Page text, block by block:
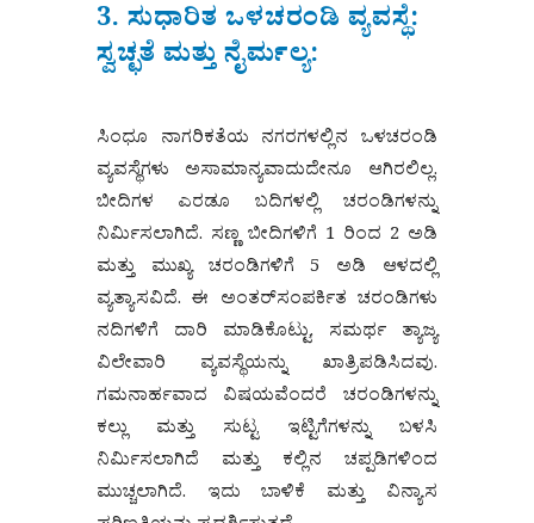
3. ಸುಧಾರಿತ ಒಳಚರಂಡಿ ವ್ಯವಸ್ಥೆ:
ಸ್ವಚ್ಛತೆ ಮತ್ತು ನೈರ್ಮಲ್ಯ:
ಸಿಂಧೂ ನಾಗರಿಕತೆಯ ನಗರಗಳಲ್ಲಿನ ಒಳಚರಂಡಿ
ವ್ಯವಸ್ಥೆಗಳು ಅಸಾಮಾನ್ಯವಾದುದೇನೂ ಆಗಿರಲಿಲ್ಲ.
ಬೀದಿಗಳ ಎರಡೂ ಬದಿಗಳಲ್ಲಿ ಚರಂಡಿಗಳನ್ನು
ನಿರ್ಮಿಸಲಾಗಿದೆ. ಸಣ್ಣ ಬೀದಿಗಳಿಗೆ 1 ರಿಂದ 2 ಅಡಿ
ಮತ್ತು ಮುಖ್ಯ ಚರಂಡಿಗಳಿಗೆ 5 ಅಡಿ ಆಳದಲ್ಲಿ
ವ್ಯತ್ಯಾಸವಿದೆ. ಈ ಅಂತರ್‌ಸಂಪರ್ಕಿತ ಚರಂಡಿಗಳು
ನದಿಗಳಿಗೆ ದಾರಿ ಮಾಡಿಕೊಟ್ಟು, ಸಮರ್ಥ ತ್ಯಾಜ್ಯ
ವಿಲೇವಾರಿ ವ್ಯವಸ್ಥೆಯನ್ನು ಖಾತ್ರಿಪಡಿಸಿದವು.
ಗಮನಾರ್ಹವಾದ ವಿಷಯವೆಂದರೆ ಚರಂಡಿಗಳನ್ನು
ಕಲ್ಲು ಮತ್ತು ಸುಟ್ಟ ಇಟ್ಟಿಗೆಗಳನ್ನು ಬಳಸಿ
ನಿರ್ಮಿಸಲಾಗಿದೆ ಮತ್ತು ಕಲ್ಲಿನ ಚಪ್ಪಡಿಗಳಿಂದ
ಮುಚ್ಚಲಾಗಿದೆ. ಇದು ಬಾಳಿಕೆ ಮತ್ತು ವಿನ್ಯಾಸ